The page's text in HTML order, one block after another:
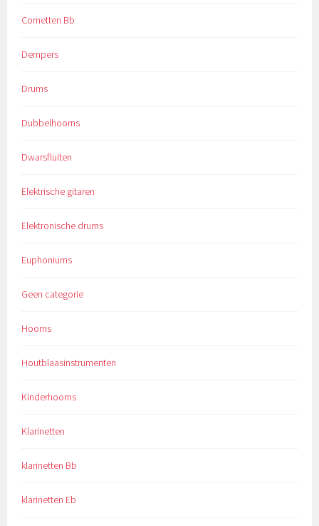
Cornetten Bb
Dempers
Drums
Dubbelhoorns
Dwarsfluiten
Elektrische gitaren
Elektronische drums
Euphoniums
Geen categorie
Hoorns
Houtblaasinstrumenten
Kinderhoorns
Klarinetten
klarinetten Bb
klarinetten Eb